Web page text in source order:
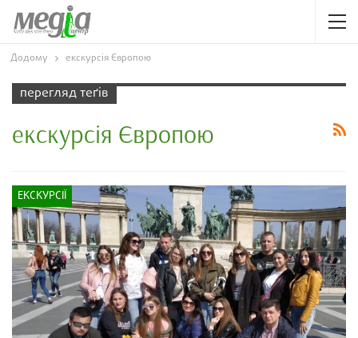
Додому екскурсія Європою
перегляд теґів
екскурсія Європою
ЕКСКУРСІЇ